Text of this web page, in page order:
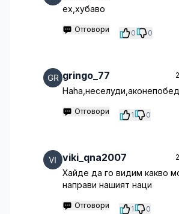
ех,хубаво
Отговори 0 0
gringo_77
Отговори 1 0
viki_qna2007
Хайде да го видим какво
направи нашият наци
Отговори 1 0